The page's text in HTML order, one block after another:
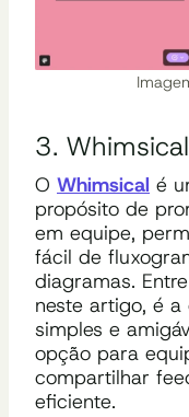
3. Whimsical
O Whimsical é
propósito de
em equipe,
fácil de
diagramas.
neste artigo, é
simples e
opção para
compartilhar
eficiente.